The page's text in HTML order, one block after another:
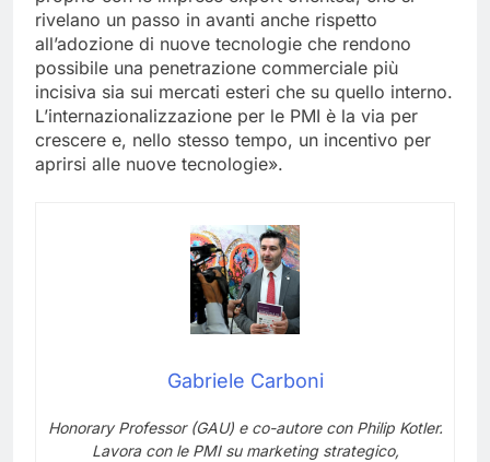
rivelano un passo in avanti anche rispetto
all’adozione di nuove tecnologie che rendono
possibile una penetrazione commerciale più
incisiva sia sui mercati esteri che su quello interno.
L’internazionalizzazione per le PMI è la via per
crescere e, nello stesso tempo, un incentivo per
aprirsi alle nuove tecnologie».
Gabriele Carboni
Honorary Professor (GAU) e co-autore con Philip Kotler.
Lavora con le PMI su marketing strategico,